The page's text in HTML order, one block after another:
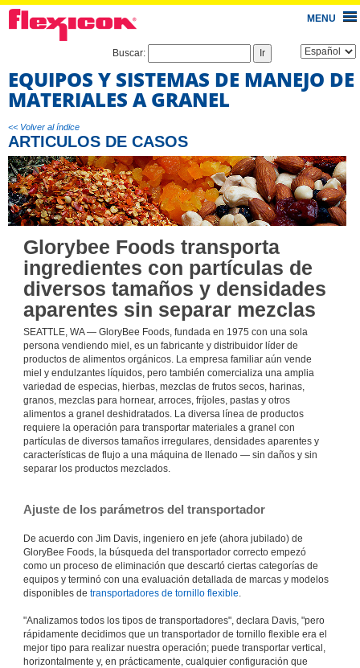
MENU
Buscar:
EQUIPOS Y SISTEMAS DE MANEJO DE
MATERIALES A GRANEL
<< Volver al índice
ARTICULOS DE CASOS
Glorybee Foods transporta
ingredientes con partículas de
diversos tamaños y densidades
aparentes sin separar mezclas
SEATTLE, WA — GloryBee Foods, fundada en 1975 con una sola
persona vendiendo miel, es un fabricante y distribuidor líder de
productos de alimentos orgánicos. La empresa familiar aún vende
miel y endulzantes líquidos, pero también comercializa una amplia
variedad de especias, hierbas, mezclas de frutos secos, harinas,
granos, mezclas para hornear, arroces, fríjoles, pastas y otros
alimentos a granel deshidratados. La diversa línea de productos
requiere la operación para transportar materiales a granel con
partículas de diversos tamaños irregulares, densidades aparentes y
características de flujo a una máquina de llenado — sin daños y sin
separar los productos mezclados.
Ajuste de los parámetros del transportador
De acuerdo con Jim Davis, ingeniero en jefe (ahora jubilado) de
GloryBee Foods, la búsqueda del transportador correcto empezó
como un proceso de eliminación que descartó ciertas categorías de
equipos y terminó con una evaluación detallada de marcas y modelos
disponibles de transportadores de tornillo flexible
"Analizamos todos los tipos de transportadores", declara Davis, "pero
rápidamente decidimos que un transportador de tornillo flexible era el
mejor tipo para realizar nuestra operación; puede transportar vertical,
horizontalmente y, en prácticamente, cualquier configuración que